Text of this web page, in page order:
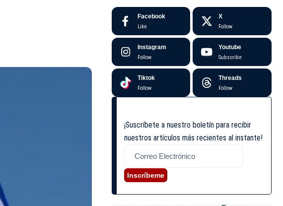
Facebook
Like
X
Follow
Instagram
Follow
Youtube
Subscribe
Tiktok
Follow
Threads
Follow
¡Suscríbete a nuestro boletín para recibir
nuestros artículos más recientes al instante!
Inscríbeme